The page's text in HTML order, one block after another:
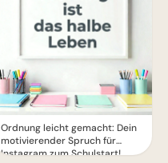
Ordnung leicht gemacht: Dein
motivierender Spruch für
Instagram zum Schulstart!